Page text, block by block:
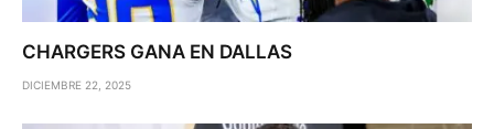
CHARGERS GANA EN DALLAS
DICIEMBRE 22, 2025